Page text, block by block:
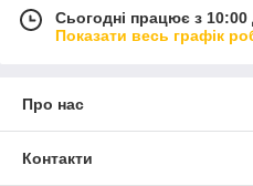
Сьогодні працює з 10:00
Показати весь графік
Про нас
Контакти